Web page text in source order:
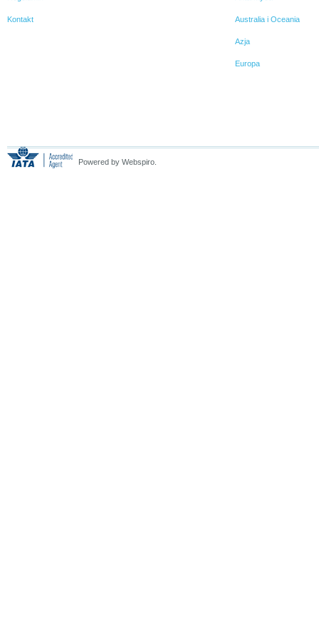
Kontakt Australia i Oceania
Azja
Europa
Powered by Webspiro.